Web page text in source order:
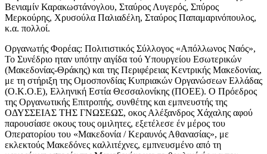
Βενιαμίν Καρακωστάνογλου, Σταύρος Λυγερός, Σπύρος
Μερκούρης, Χρυσούλα Παλιαδέλη, Σταύρος Παπαμαρινόπουλος,
κ.α. πολλοί.
Οργανωτής Φορέας: Πολιτιστικός Σύλλογος «Απόλλωνος Ναός»,
Το Συνέδριο ηταν υπότην αιγίδα τού Υπουργείου Εσωτερικών
(Μακεδονίας-Θράκης) και της Περιφέρειας Κεντρικής Μακεδονίας,
με τη στήριξη της Ομοσπονδίας Κυπριακών Οργανώσεων Ελλάδας
(Ο.Κ.Ο.Ε), Ελληνική Εστία Θεσσαλονίκης (ΠΟΕΕ). Ο Πρόεδρος
της Οργανωτικής Επιτροπής, συνθέτης και εμπνευστής της
ΟΔΥΣΣΕΙΑΣ ΤΗΣ ΓΝΩΣΕΩΣ, οκος Αλέξανδρος Χάχαλης αφού
παρουσίασε οκους τους ομιλητες, εξετέλεσε έν μέρος του
Οπερατορίου του «Μακεδονία / Κεραυνός Αθανασίας», με
εκλεκτούς Μακεδόνες καλλιτέχνες, εμπνευσμένο από τη